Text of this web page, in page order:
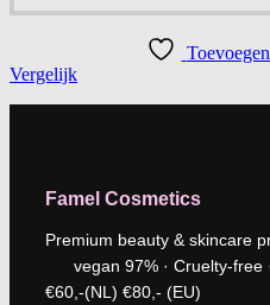
€9,59.
Vergelijk
Famel Cosmetics
Premium beauty & skincare
vegan 97% · Cruelty-
€60,-(NL) €80,- (EU)